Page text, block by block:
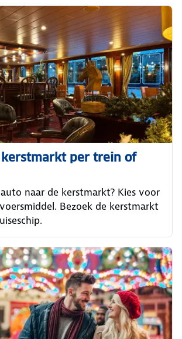
kerstmarkt per trein of
naar de kerstmarkt? Kies voor
Bezoek de kerstmarkt